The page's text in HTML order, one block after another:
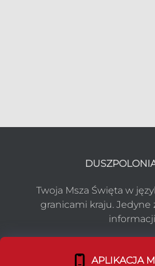
Twoja Msza Święta w
granicami kraju. Jedyne
NASZ
APLIKACJA